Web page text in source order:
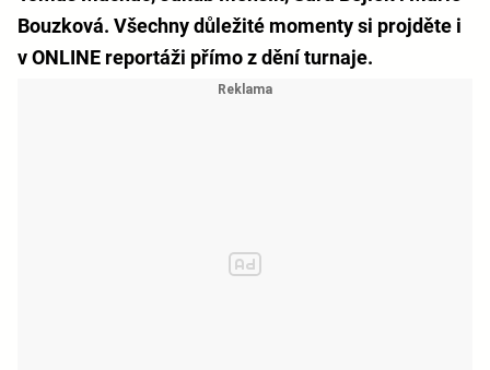
Bouzková. Všechny důležité momenty si projděte i
v ONLINE reportáži přímo z dění turnaje.